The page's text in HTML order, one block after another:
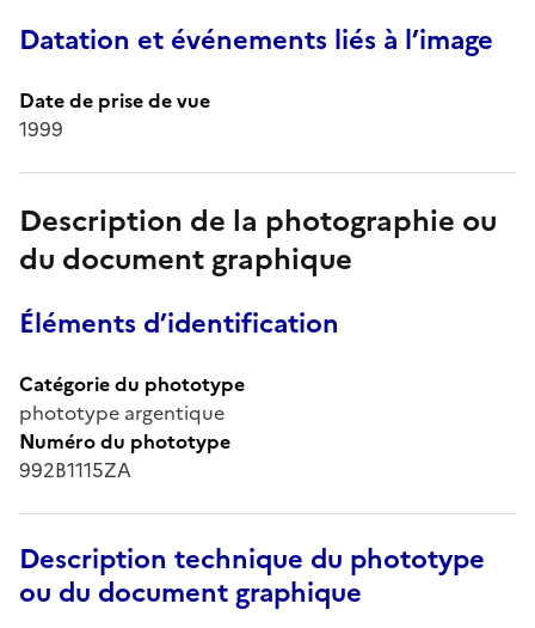
Datation et événements liés à l’image
Date de prise de vue
1999
Description de la photographie ou
du document graphique
Éléments d’identification
Catégorie du phototype
phototype argentique
Numéro du phototype
992B1115ZA
Description technique du phototype
ou du document graphique